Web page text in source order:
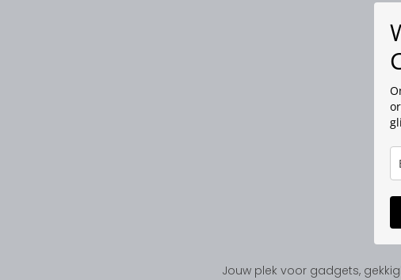
Jouw plek voor gadgets,